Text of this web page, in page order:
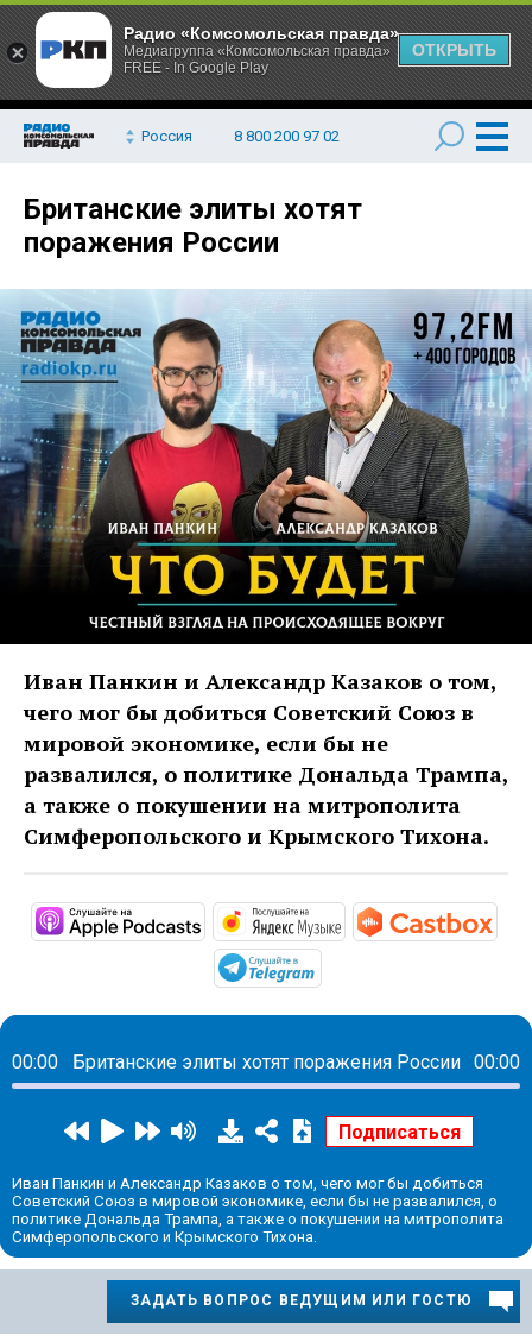
Россия 8 800 200 97 02
Британские элиты хотят
поражения России
Иван Панкин и Александр Казаков о том,
чего мог бы добиться Советский Союз в
мировой экономике, если бы не
развалился, о политике Дональда Трампа,
а также о покушении на митрополита
Симферопольского и Крымского Тихона.
https://podcasts.apple.com/ru/
https://
00:00 Британские элиты хотят поражения России 00:00
Иван Панкин и Александр Казаков о том, чего мог бы добиться
Советский Союз в мировой экономике, если бы не развалился, о
политике Дональда Трампа, а также о покушении на митрополита
Симферопольского и Крымского Тихона.
ЗАДАТЬ ВОПРОС ВЕДУЩИМ ИЛИ ГОСТЮ
Радио «Комсомольская правда»
Медиагруппа «Комсомольская правда»
FREE - In Google Play
ОТКРЫТЬ